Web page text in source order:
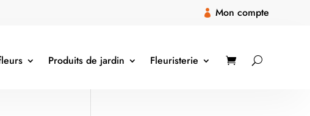
 Mon compte
Produits de jardin Fleuristerie